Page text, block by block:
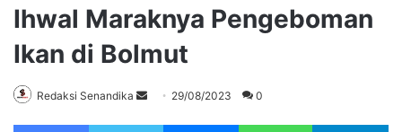
Ihwal Maraknya Pengeboman
Ikan di Bolmut
Redaksi Senandika
Send 29/08/2023 0
Facebook Twitter Messenger WhatsApp